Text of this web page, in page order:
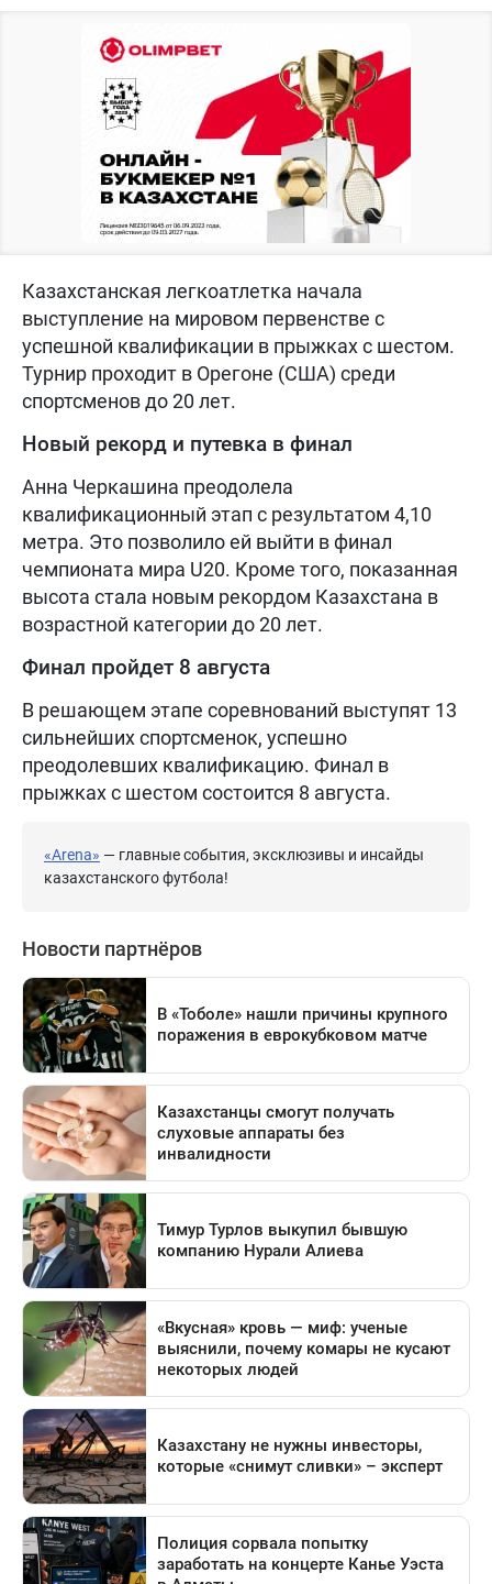
Казахстанская легкоатлетка начала
выступление на мировом первенстве с
успешной квалификации в прыжках с шестом.
Турнир проходит в Орегоне (США) среди
спортсменов до 20 лет.
Новый рекорд и путевка в финал
Анна Черкашина преодолела
квалификационный этап с результатом 4,10
метра. Это позволило ей выйти в финал
чемпионата мира U20. Кроме того, показанная
высота стала новым рекордом Казахстана в
возрастной категории до 20 лет.
Финал пройдет 8 августа
В решающем этапе соревнований выступят 13
сильнейших спортсменок, успешно
преодолевших квалификацию. Финал в
прыжках с шестом состоится 8 августа.
«Arena» — главные события, эксклюзивы и инсайды
казахстанского футбола!